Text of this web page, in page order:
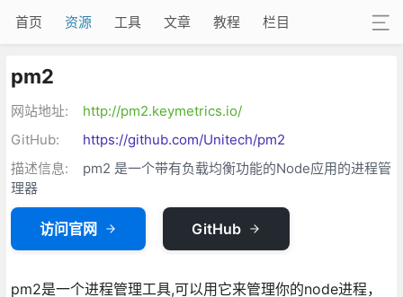
首页 资源 工具 文章 教程 栏目
pm2
网站地址:
http://pm2.keymetrics.io/
GitHub:
https://github.com/Unitech/pm2
描述信息:
pm2 是一个带有负载均衡功能的Node应用的进程管
理器
访问官网 GitHub
pm2是一个进程管理工具,可以用它来管理你的node进程，